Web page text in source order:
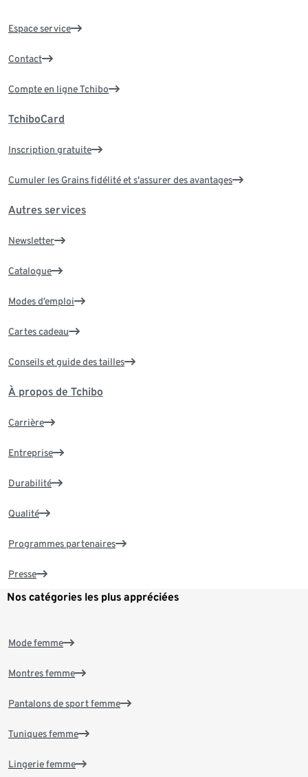
Espace service
Contact
Compte en ligne Tchibo
TchiboCard
Inscription gratuite
Cumuler les Grains fidélité et s'assurer des avantages
Autres services
Newsletter
Catalogue
Modes d’emploi
Cartes cadeau
Conseils et guide des tailles
À propos de Tchibo
Carrière
Entreprise
Durabilité
Qualité
Programmes partenaires
Presse
Nos catégories les plus appréciées
Mode femme
Montres femme
Pantalons de sport femme
Tuniques femme
Lingerie femme